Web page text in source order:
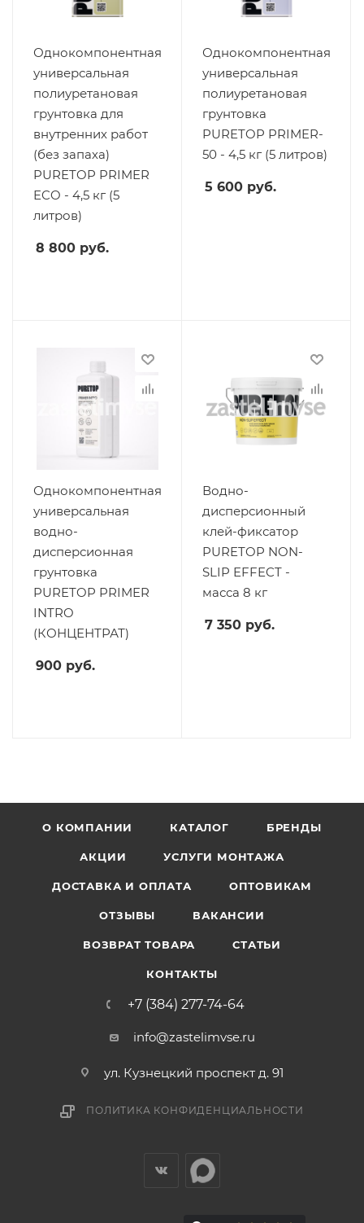
Однокомпонентная
универсальная
полиуретановая
грунтовка для
внутренних работ
(без запаха)
PURETOP PRIMER
ECO - 4,5 кг (5
литров)
8 800 руб.
Однокомпонентная
универсальная
полиуретановая
грунтовка
PURETOP PRIMER-
50 - 4,5 кг (5 литров)
5 600 руб.
Однокомпонентная
универсальная
водно-
дисперсионная
грунтовка
PURETOP PRIMER
INTRO
(КОНЦЕНТРАТ)
900 руб.
Водно-
дисперсионный
клей-фиксатор
PURETOP NON-
SLIP EFFECT -
масса 8 кг
7 350 руб.
О КОМПАНИИ КАТАЛОГ БРЕНДЫ
АКЦИИ УСЛУГИ МОНТАЖА
ДОСТАВКА И ОПЛАТА ОПТОВИКАМ
ОТЗЫВЫ ВАКАНСИИ
ВОЗВРАТ ТОВАРА СТАТЬИ
КОНТАКТЫ
+7 (384) 277-74-64
info@zastelimvse.ru
ул. Кузнецкий проспект д. 91
ПОЛИТИКА КОНФИДЕНЦИАЛЬНОСТИ